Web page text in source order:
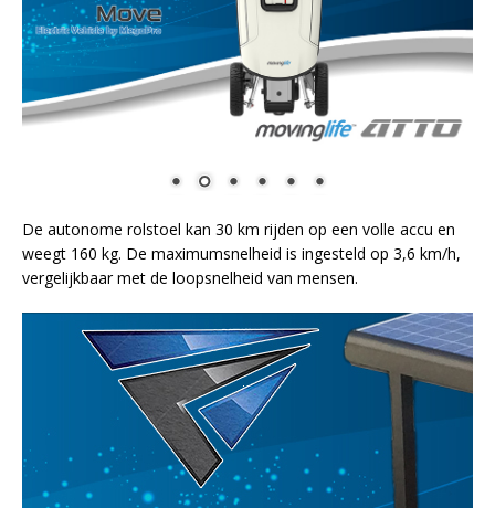
De autonome rolstoel kan 30 km rijden op een volle accu en
weegt 160 kg. De maximumsnelheid is ingesteld op 3,6 km/h,
vergelijkbaar met de loopsnelheid van mensen.